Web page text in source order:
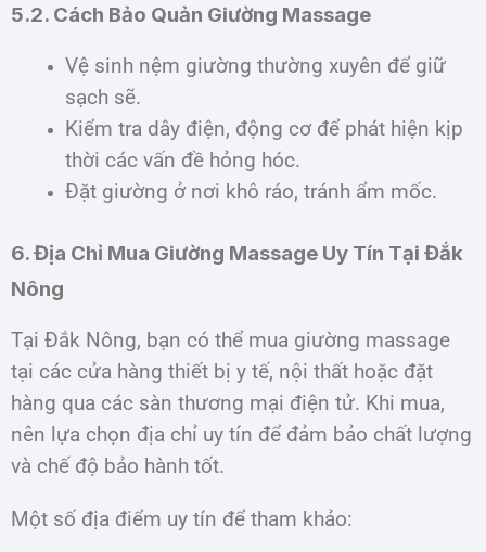
5.2. Cách Bảo Quản Giường Massage
Vệ sinh nệm giường thường xuyên để giữ
sạch sẽ.
Kiểm tra dây điện, động cơ để phát hiện kịp
thời các vấn đề hỏng hóc.
Đặt giường ở nơi khô ráo, tránh ẩm mốc.
6. Địa Chỉ Mua Giường Massage Uy Tín Tại Đắk
Nông
Tại Đắk Nông, bạn có thể mua giường massage
tại các cửa hàng thiết bị y tế, nội thất hoặc đặt
hàng qua các sàn thương mại điện tử. Khi mua,
nên lựa chọn địa chỉ uy tín để đảm bảo chất lượng
và chế độ bảo hành tốt.
Một số địa điểm uy tín để tham khảo: